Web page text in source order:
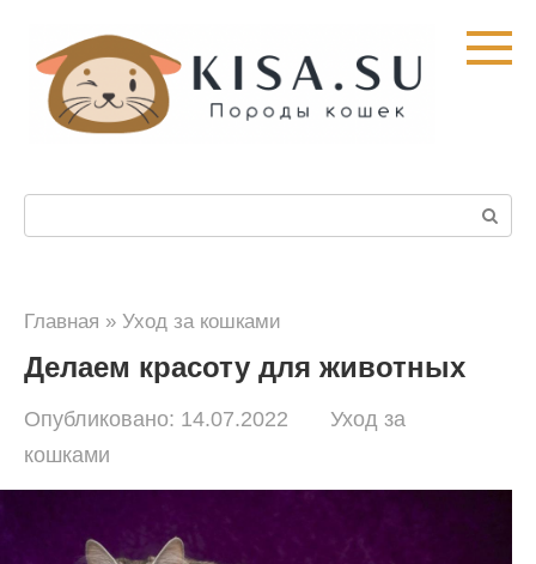
контенту
Главная » Уход за кошками
Делаем красоту для животных
Опубликовано: 14.07.2022
Уход за
кошками